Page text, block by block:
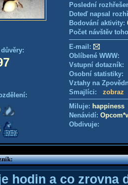
důvěry:
Poslední
Doteď napsal
Bodování aktivity:
Počet návštěv
E-mail:
Oblíbené WWW:
Vstupní
Osobní
Vztahy na
Smajlíci: zobraz
Miluje: happiness
Nenávidí:
Obdivuje:
hodin a co zrovna